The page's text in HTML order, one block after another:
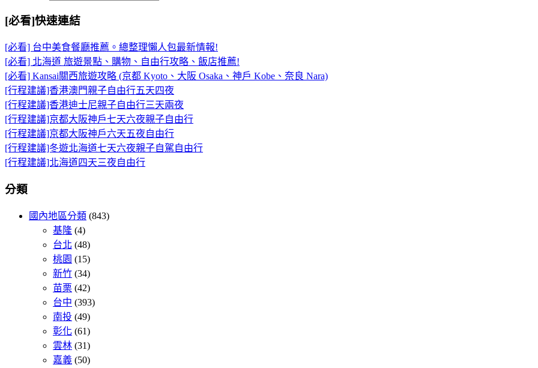
[必看]快速連結
[必看] 台中美食餐廳推薦。總整理懶人包最新情報!
[必看] 北海道 旅遊景點、購物、自由行攻略、飯店推薦!
[必看] Kansai關西旅遊攻略 (京都 Kyoto、大阪 Osaka、神戶 Kobe、奈良 Nara)
[行程建議]香港澳門親子自由行五天四夜
[行程建議]香港迪士尼親子自由行三天兩夜
[行程建議]京都大阪神戶七天六夜親子自由行
[行程建議]京都大阪神戶六天五夜自由行
[行程建議]冬遊北海道七天六夜親子自駕自由行
[行程建議]北海道四天三夜自由行
分類
國內地區分類 (843)
基隆 (4)
台北 (48)
桃園 (15)
新竹 (34)
苗栗 (42)
台中 (393)
南投 (49)
彰化 (61)
雲林 (31)
嘉義 (50)